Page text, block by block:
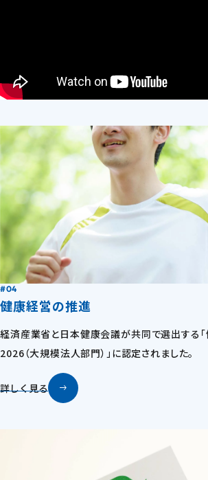
#04
健康経営の推進
経済産業省と日本健康会議が共同で選出する
2026（大規模法人部門）」に認定されました。
詳しく見る